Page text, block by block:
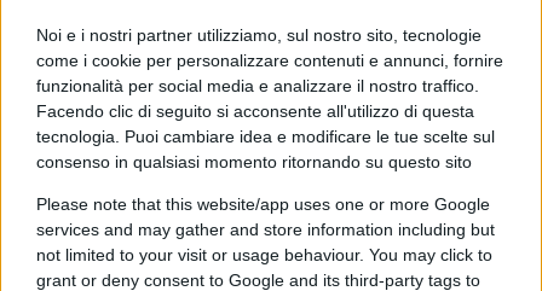
Noi e i nostri partner utilizziamo, sul nostro sito, tecnologie
come i cookie per personalizzare contenuti e annunci, fornire
funzionalità per social media e analizzare il nostro traffico.
Facendo clic di seguito si acconsente all'utilizzo di questa
tecnologia. Puoi cambiare idea e modificare le tue scelte sul
consenso in qualsiasi momento ritornando su questo sito
Please note that this website/app uses one or more Google
services and may gather and store information including but
not limited to your visit or usage behaviour. You may click to
grant or deny consent to Google and its third-party tags to
Covidrende la Florida ora lo Stato americano con
meno problemi di Covid19.
Merito dei vaccini? No
Se qui ci fosse un virologo TV probabilmente
direbbe che il successo si spiega con il fatto che
anche in Florida si è alla fine vaccinato. E si